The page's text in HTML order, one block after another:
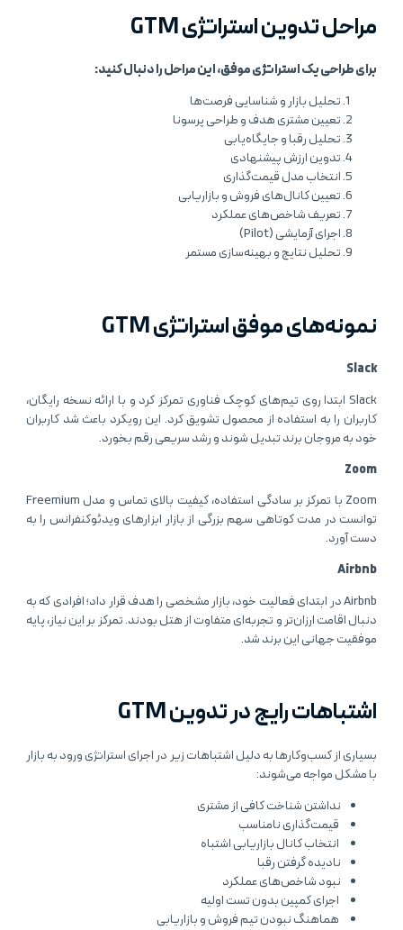
مراحل تدوین استراتژی GTM
برای طراحی یک استراتژی موفق، این مراحل را دنبال کنید:
تحلیل بازار و شناسایی فرصت‌ها
تعیین مشتری هدف و طراحی پرسونا
تحلیل رقبا و جایگاه‌یابی
تدوین ارزش پیشنهادی
انتخاب مدل قیمت‌گذاری
تعیین کانال‌های فروش و بازاریابی
تعریف شاخص‌های عملکرد
اجرای آزمایشی (Pilot)
تحلیل نتایج و بهینه‌سازی مستمر
نمونه‌های موفق استراتژی GTM
Slack
Slack ابتدا روی تیم‌های کوچک فناوری تمرکز کرد و با ارائه نسخه رایگان،
کاربران را به استفاده از محصول تشویق کرد. این رویکرد باعث شد کاربران
خود به مروجان برند تبدیل شوند و رشد سریعی رقم بخورد.
Zoom
Zoom با تمرکز بر سادگی استفاده، کیفیت بالای تماس و مدل Freemium
توانست در مدت کوتاهی سهم بزرگی از بازار ابزارهای ویدئوکنفرانس را به
دست آورد.
Airbnb
Airbnb در ابتدای فعالیت خود، بازار مشخصی را هدف قرار داد؛ افرادی که به
دنبال اقامت ارزان‌تر و تجربه‌ای متفاوت از هتل بودند. تمرکز بر این نیاز، پایه
موفقیت جهانی این برند شد.
اشتباهات رایج در تدوین GTM
بسیاری از کسب‌وکارها به دلیل اشتباهات زیر در اجرای استراتژی ورود به بازار
با مشکل مواجه می‌شوند:
نداشتن شناخت کافی از مشتری
قیمت‌گذاری نامناسب
انتخاب کانال بازاریابی اشتباه
نادیده گرفتن رقبا
نبود شاخص‌های عملکرد
اجرای کمپین بدون تست اولیه
هماهنگ نبودن تیم فروش و بازاریابی